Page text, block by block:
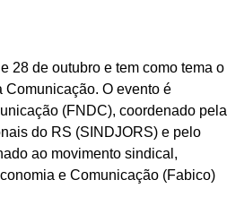
28 de outubro e tem como tema o
Comunicação. O evento é
(FNDC), coordenado pela
do RS (SINDJORS) e pelo
ao movimento sindical,
e Comunicação (Fabico)